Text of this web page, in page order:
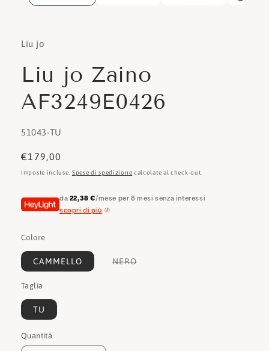
Liu jo
Liu jo Zaino
AF3249E0426
SKU:
51043-TU
Prezzo
di
€179,00
Imposte incluse. Spese di spedizione calcolate al check-out.
da 22,38 €/mese per 8 mesi senza interessi
scopri di più
Colore
CAMMELLO NEROVariante
Taglia
TU
Quantità
Quantità